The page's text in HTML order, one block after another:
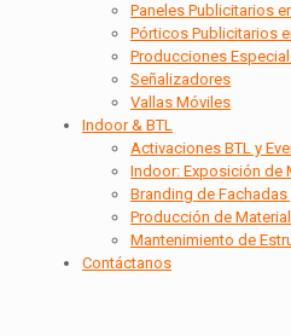
Paneles Publicitarios
Pórticos Publicitarios
Producciones
Señalizadores
Vallas Móviles
Indoor & BTL
Activaciones BTL y
Indoor: Exposición de
Branding de Fachadas
Producción de
Mantenimiento de
Contáctanos